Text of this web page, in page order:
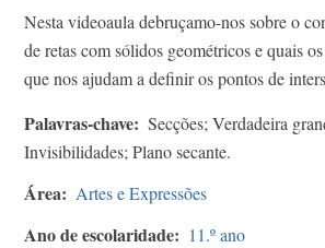
Nesta videoaula debruçamo-nos sobre o
de retas com sólidos geométricos e quais
que nos ajudam a definir os pontos de
Palavras-chave
Secções; Verdadeira
Invisibilidades; Plano secante.
Área Artes e Expressões
Ano de escolaridade 11.º ano